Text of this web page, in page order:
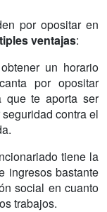
por opositar en
ventajas:
un horario
por opositar
que te aporta ser
contra el
tiene la
ingresos bastante
social en cuanto
trabajos.